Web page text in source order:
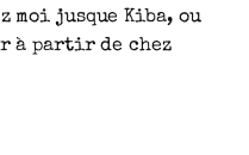
moi jusque Kiba, ou
à partir de chez